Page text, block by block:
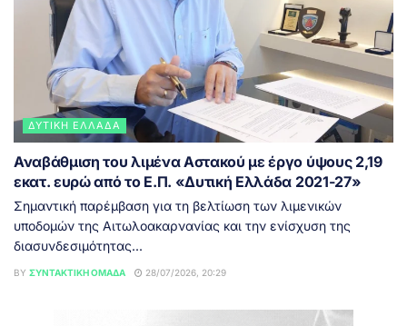
ΔΥΤΙΚΉ ΕΛΛΆΔΑ
Αναβάθμιση του λιμένα Αστακού με έργο ύψους 2,19
εκατ. ευρώ από το Ε.Π. «Δυτική Ελλάδα 2021-27»
Σημαντική παρέμβαση για τη βελτίωση των λιμενικών
υποδομών της Αιτωλοακαρνανίας και την ενίσχυση της
διασυνδεσιμότητας...
BY ΣΥΝΤΑΚΤΙΚΉ ΟΜΆΔΑ 28/07/2026, 20:29